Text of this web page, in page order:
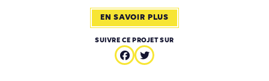
EN SAVOIR PLUS
SUIVRE CE PROJET SUR